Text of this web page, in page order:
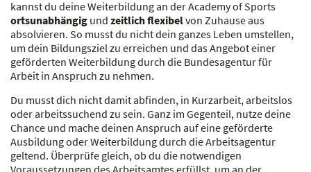
kannst du deine Weiterbildung an der Academy of Sports
ortsunabhängig und zeitlich flexibelvon Zuhause aus
absolvieren. So musst du nicht dein ganzes Leben umstellen,
um dein Bildungsziel zu erreichen und das Angebot einer
geförderten Weiterbildung durch die Bundesagentur für
Arbeit in Anspruch zu nehmen.
Du musst dich nicht damit abfinden, in Kurzarbeit, arbeitslos
oder arbeitssuchend zu sein. Ganz im Gegenteil, nutze deine
Chance und mache deinen Anspruch auf eine geförderte
Ausbildung oder Weiterbildung durch die Arbeitsagentur
geltend. Überprüfe gleich, ob du die notwendigen